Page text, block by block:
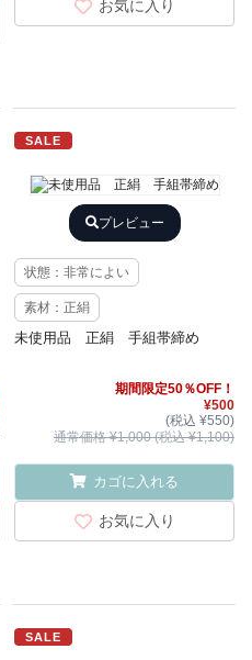
お気に入り
SALE
プレビュー
状態：非常によい
素材：正絹
未使用品 正絹 手組帯締め
期間限定50％OFF！
¥500
(税込 ¥550)
通常価格 ¥1,000 (税込 ¥1,100)
カゴに入れる
お気に入り
SALE